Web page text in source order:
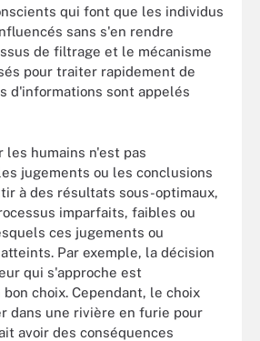
qui font que les individus
sans s'en rendre
de filtrage et le mécanisme
pour traiter rapidement de
d'informations sont appelés
les humains n'est pas
jugements ou les conclusions
à des résultats sous-optimaux,
imparfaits, faibles ou
ces jugements ou
Par exemple, la décision
qui s'approche est
choix. Cependant, le choix
dans une rivière en furie pour
avoir des conséquences